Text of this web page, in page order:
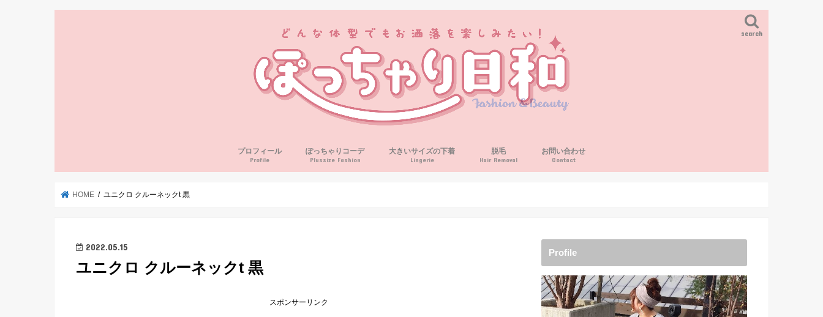
search
プロフィール
Profile
ぽっちゃりコーデ
Plussize Fashion
大きいサイズの下着
Lingerie
脱毛
Hair Removal
お問い合わせ
Contact
HOME ユニクロ クルーネックt 黒
2022.05.15
ユニクロ クルーネックt 黒
スポンサーリンク
Profile